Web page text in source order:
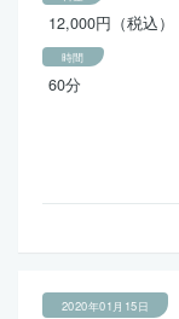
12,000円（税込）
時間
60分
2020年01月15日